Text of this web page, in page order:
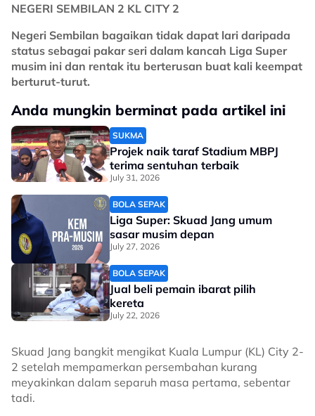
NEGERI SEMBILAN 2 KL CITY 2
Negeri Sembilan bagaikan tidak dapat lari daripada
status sebagai pakar seri dalam kancah Liga Super
musim ini dan rentak itu berterusan buat kali keempat
berturut-turut.
Anda mungkin berminat pada artikel ini
SUKMA
Projek naik taraf Stadium MBPJ
terima sentuhan terbaik
July 31, 2026
BOLA SEPAK
Liga Super: Skuad Jang umum
sasar musim depan
July 27, 2026
BOLA SEPAK
Jual beli pemain ibarat pilih
kereta
July 22, 2026
Skuad Jang bangkit mengikat Kuala Lumpur (KL) City 2-
2 setelah mempamerkan persembahan kurang
meyakinkan dalam separuh masa pertama, sebentar
tadi.